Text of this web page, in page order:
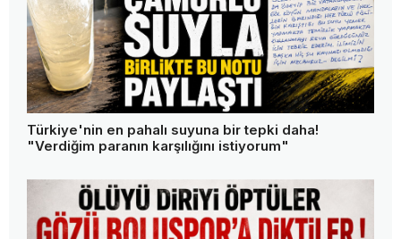
Türkiye'nin en pahalı suyuna bir tepki daha!
"Verdiğim paranın karşılığını istiyorum"